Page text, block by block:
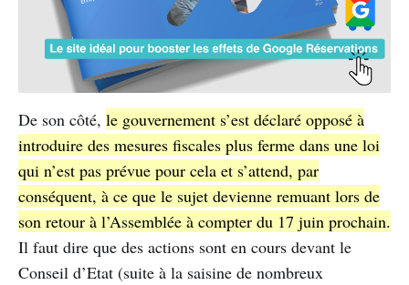
De son côté, le gouvernement s’est déclaré opposé à
introduire des mesures fiscales plus ferme dans une loi
qui n’est pas prévue pour cela et s’attend, par
conséquent, à ce que le sujet devienne remuant lors de
son retour à l’Assemblée à compter du 17 juin prochain.
Il faut dire que des actions sont en cours devant le
Conseil d’Etat (suite à la saisine de nombreux